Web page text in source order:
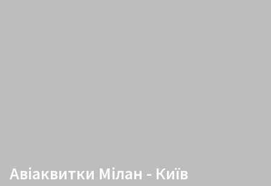
Авіаквитки Мілан - Київ